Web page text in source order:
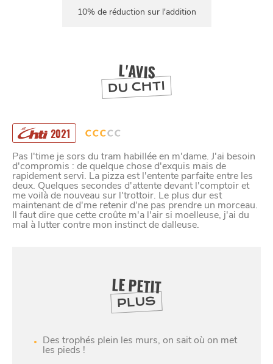
L'AVIS
DU CHTI
2021
Pas l'time je sors du tram habillée en m'dame. J'ai besoin
d'compromis : de quelque chose d'exquis mais de
rapidement servi. La pizza est l'entente parfaite entre les
deux. Quelques secondes d'attente devant l'comptoir et
me voilà de nouveau sur l'trottoir. Le plus dur est
maintenant de d'me retenir d'ne pas prendre un morceau.
Il faut dire que cette croûte m'a l'air si moelleuse, j'ai du
mal à lutter contre mon instinct de dalleuse.
LE PETIT
PLUS
Des trophés plein les murs, on sait où on met
les pieds !
10% de réduction sur l'addition
SE